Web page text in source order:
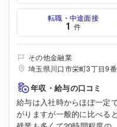
転職・中途面接
1 件
その他金融業
埼玉県川口市栄町3丁目9
年収・給与の口コミ
給与は入社時からほぼ一定
がりますが一般的に比べる